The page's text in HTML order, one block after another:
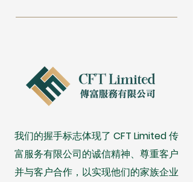
我们的握手标志体现了 CFT Limited​传
富服务有限公司的诚信精神、尊重客户
并与客户合作，以实现他们的家族企业